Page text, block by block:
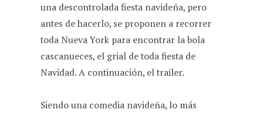
una descontrolada fiesta navideña, pero
antes de hacerlo, se proponen a recorrer
toda Nueva York para encontrar la bola
cascanueces, el grial de toda fiesta de
Navidad. A continuación, el trailer.
Siendo una comedia navideña, lo más